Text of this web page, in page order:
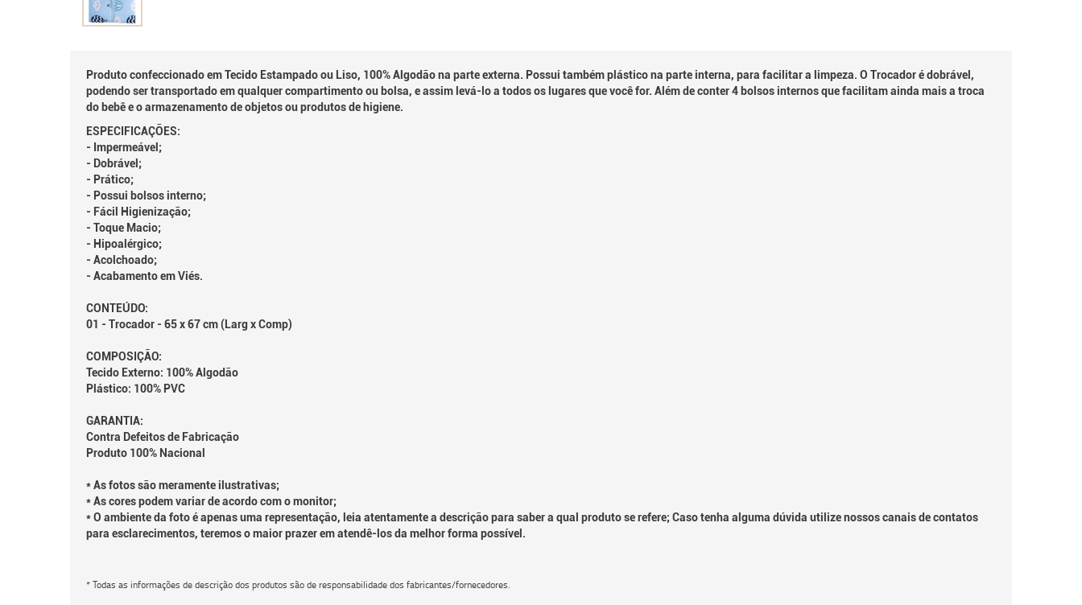
Produto confeccionado em Tecido Estampado ou Liso, 100% Algodão na parte externa. Possui também plástico na parte interna, para facilitar a limpeza. O Trocador é dobrável,
podendo ser transportado em qualquer compartimento ou bolsa, e assim levá-lo a todos os lugares que você for. Além de conter 4 bolsos internos que facilitam ainda mais a troca
do bebê e o armazenamento de objetos ou produtos de higiene.
ESPECIFICAÇÕES:
- Impermeável;
- Dobrável;
- Prático;
- Possui bolsos interno;
- Fácil Higienização;
- Toque Macio;
- Hipoalérgico;
- Acolchoado;
- Acabamento em Viés.
CONTEÚDO:
01 - Trocador - 65 x 67 cm (Larg x Comp)
COMPOSIÇÃO:
Tecido Externo: 100% Algodão
Plástico: 100% PVC
GARANTIA:
Contra Defeitos de Fabricação
Produto 100% Nacional
* As fotos são meramente ilustrativas;
* As cores podem variar de acordo com o monitor;
* O ambiente da foto é apenas uma representação, leia atentamente a descrição para saber a qual produto se refere; Caso tenha alguma dúvida utilize nossos canais de contatos
para esclarecimentos, teremos o maior prazer em atendê-los da melhor forma possível.
* Todas as informações de descrição dos produtos são de responsabilidade dos fabricantes/fornecedores.